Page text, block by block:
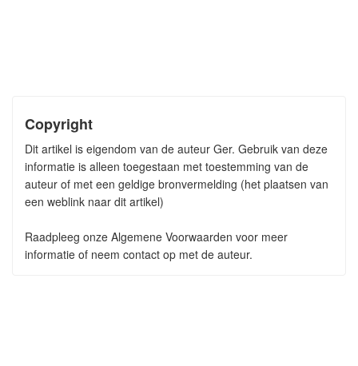
Copyright
Dit artikel is eigendom van de auteur Ger. Gebruik van deze
informatie is alleen toegestaan met toestemming van de
auteur of met een geldige bronvermelding (het plaatsen van
een weblink naar dit artikel)
Raadpleeg onze Algemene Voorwaarden voor meer
informatie of neem contact op met de auteur.